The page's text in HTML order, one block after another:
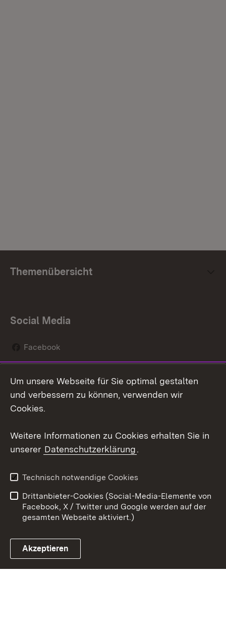
Themenübersicht
Social Media
Facebook
Social Wall
Youtube
Link zum Landesportal
Kontakt
Datenschutz
Barrierefreiheit
Impressum Cookies
Um unsere Webseite für Sie optimal gestalten
und verbessern zu können, verwenden wir
Cookies.
Weitere Informationen zu Cookies erhalten Sie in
unserer Datenschutzerklärung.
Technisch notwendige Cookies
Drittanbieter-Cookies (Social-Media-Elemente von
Facebook, X / Twitter und Google werden auf der
gesamten Webseite aktiviert.)
Akzeptieren